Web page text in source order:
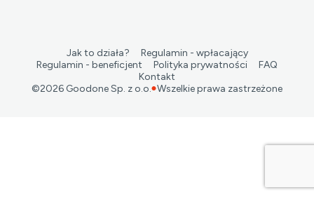
Jak to działa?
Regulamin - wpłacający
Regulamin - beneficjent
Polityka prywatności
FAQ
Kontakt
©2026 Goodone Sp. z o.o. Wszelkie prawa zastrzeżone